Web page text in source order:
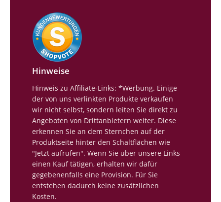
Hinweise
Hinweis zu Affiliate-Links: *Werbung. Einige
der von uns verlinkten Produkte verkaufen
wir nicht selbst, sondern leiten Sie direkt zu
Angeboten von Drittanbietern weiter. Diese
erkennen Sie an dem Sternchen auf der
Produktseite hinter den Schaltflächen wie
"Jetzt aufrufen". Wenn Sie über unsere Links
einen Kauf tätigen, erhalten wir dafür
gegebenenfalls eine Provision. Für Sie
entstehen dadurch keine zusätzlichen
Kosten.